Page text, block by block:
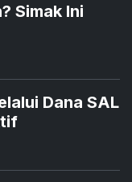
Simak Ini
Dana SAL